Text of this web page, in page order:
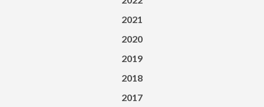
2021
2020
2019
2018
2017